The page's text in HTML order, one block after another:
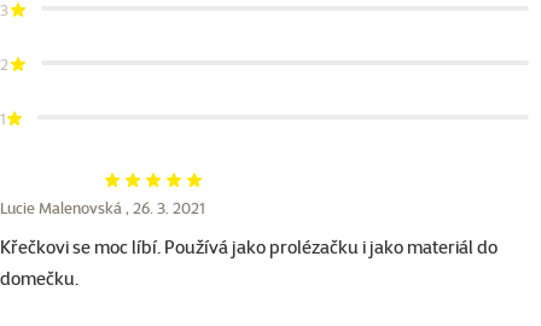
3
2
1
Hodnocení 100%
Lucie Malenovská , 26. 3. 2021
Křečkovi se moc líbí. Používá jako prolézačku i jako materiál do
domečku.